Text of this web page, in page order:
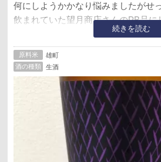
続きを読む
何にしようかかなり悩みましたがせ
飲まれていた望月商店さんのPB品に
8月30日にホテル椿山荘東京で開催
米歩合60%以下の純米酒部門で優等
が、お味の方は果たして。
↓参考無断リンク↓
https://omachi.marumaru-okayama.jp/
・フルーティーな香り。
原料米
雄町
酒の種類
生酒